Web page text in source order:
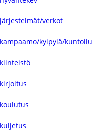
järjestelmät/verkot
kampaamo/kylpylä/kuntoilu
kiinteistö
kirjoitus
koulutus
kuljetus